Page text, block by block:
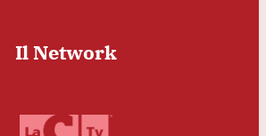
Il Network